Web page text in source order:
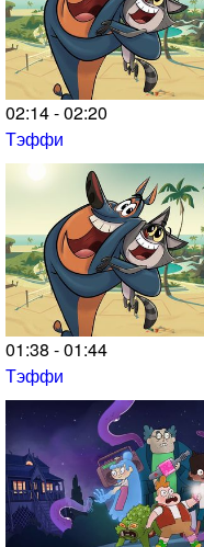
02:14 - 02:20
Тэффи
01:38 - 01:44
Тэффи